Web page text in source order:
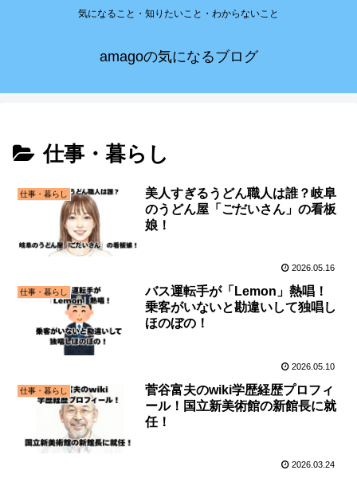
気になること・知りたいこと・わからないこと
amagoの気になるブログ
仕事・暮らし
仕事・暮らし
美人すぎるうどん職人は誰？岐阜
のうどん屋「ごだいさん」の看板
娘！
2026.05.16
仕事・暮らし
バス運転手が「Lemon」熱唱！
乗客がいないと勘違いして独唱し
ほのぼの！
2026.05.10
仕事・暮らし
菅谷富夫のwiki学歴経歴プロフィ
ール！国立新美術館の新館長に就
任！
2026.03.24